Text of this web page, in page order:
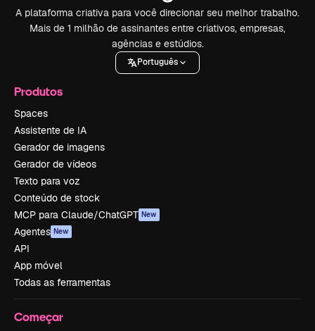
A plataforma criativa para você direcionar seu melhor trabalho.
Mais de 1 milhão de assinantes entre criativos, empresas,
agências e estúdios.
Português
Produtos
Spaces
Assistente de IA
Gerador de imagens
Gerador de vídeos
Texto para voz
Conteúdo de stock
MCP para Claude/ChatGPT New
Agentes New
API
App móvel
Todas as ferramentas
Começar